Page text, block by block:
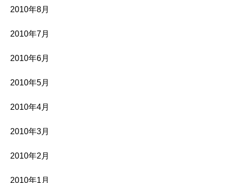
2010年8月
2010年7月
2010年6月
2010年5月
2010年4月
2010年3月
2010年2月
2010年1月